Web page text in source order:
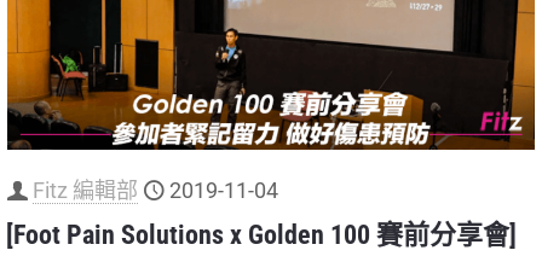
Fitz 編輯部 2019-11-04
[Foot Pain Solutions x Golden 100 賽前分享會]